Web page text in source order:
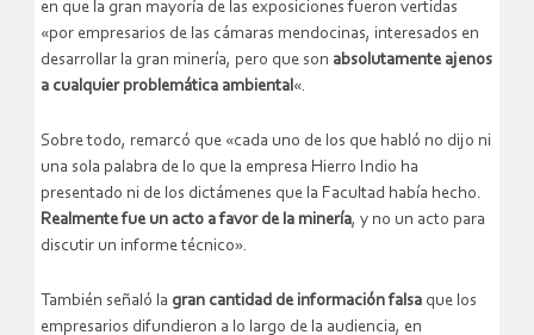
en que la gran mayoría de las exposiciones fueron vertidas
«por empresarios de las cámaras mendocinas, interesados en
desarrollar la gran minería, pero que son absolutamente ajenos
a cualquier problemática ambiental«.
Sobre todo, remarcó que «cada uno de los que habló no dijo ni
una sola palabra de lo que la empresa Hierro Indio ha
presentado ni de los dictámenes que la Facultad había hecho.
Realmente fue un acto a favor de la minería, y no un acto para
discutir un informe técnico».
También señaló la gran cantidad de información falsa que los
empresarios difundieron a lo largo de la audiencia, en